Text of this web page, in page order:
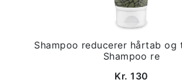
Shampoo reducerer hårtab og
Shampoo re
Kr. 130